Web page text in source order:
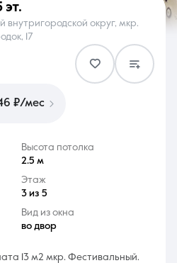
Контакты
297-00-00
с 08:30 до 20:00
внутригородской округ, мкр.
17
₽/мес
Высота потолка
2.5 м
Этаж
3 из 5
Вид из окна
во двор
13 м2 мкр. Фестивальный.